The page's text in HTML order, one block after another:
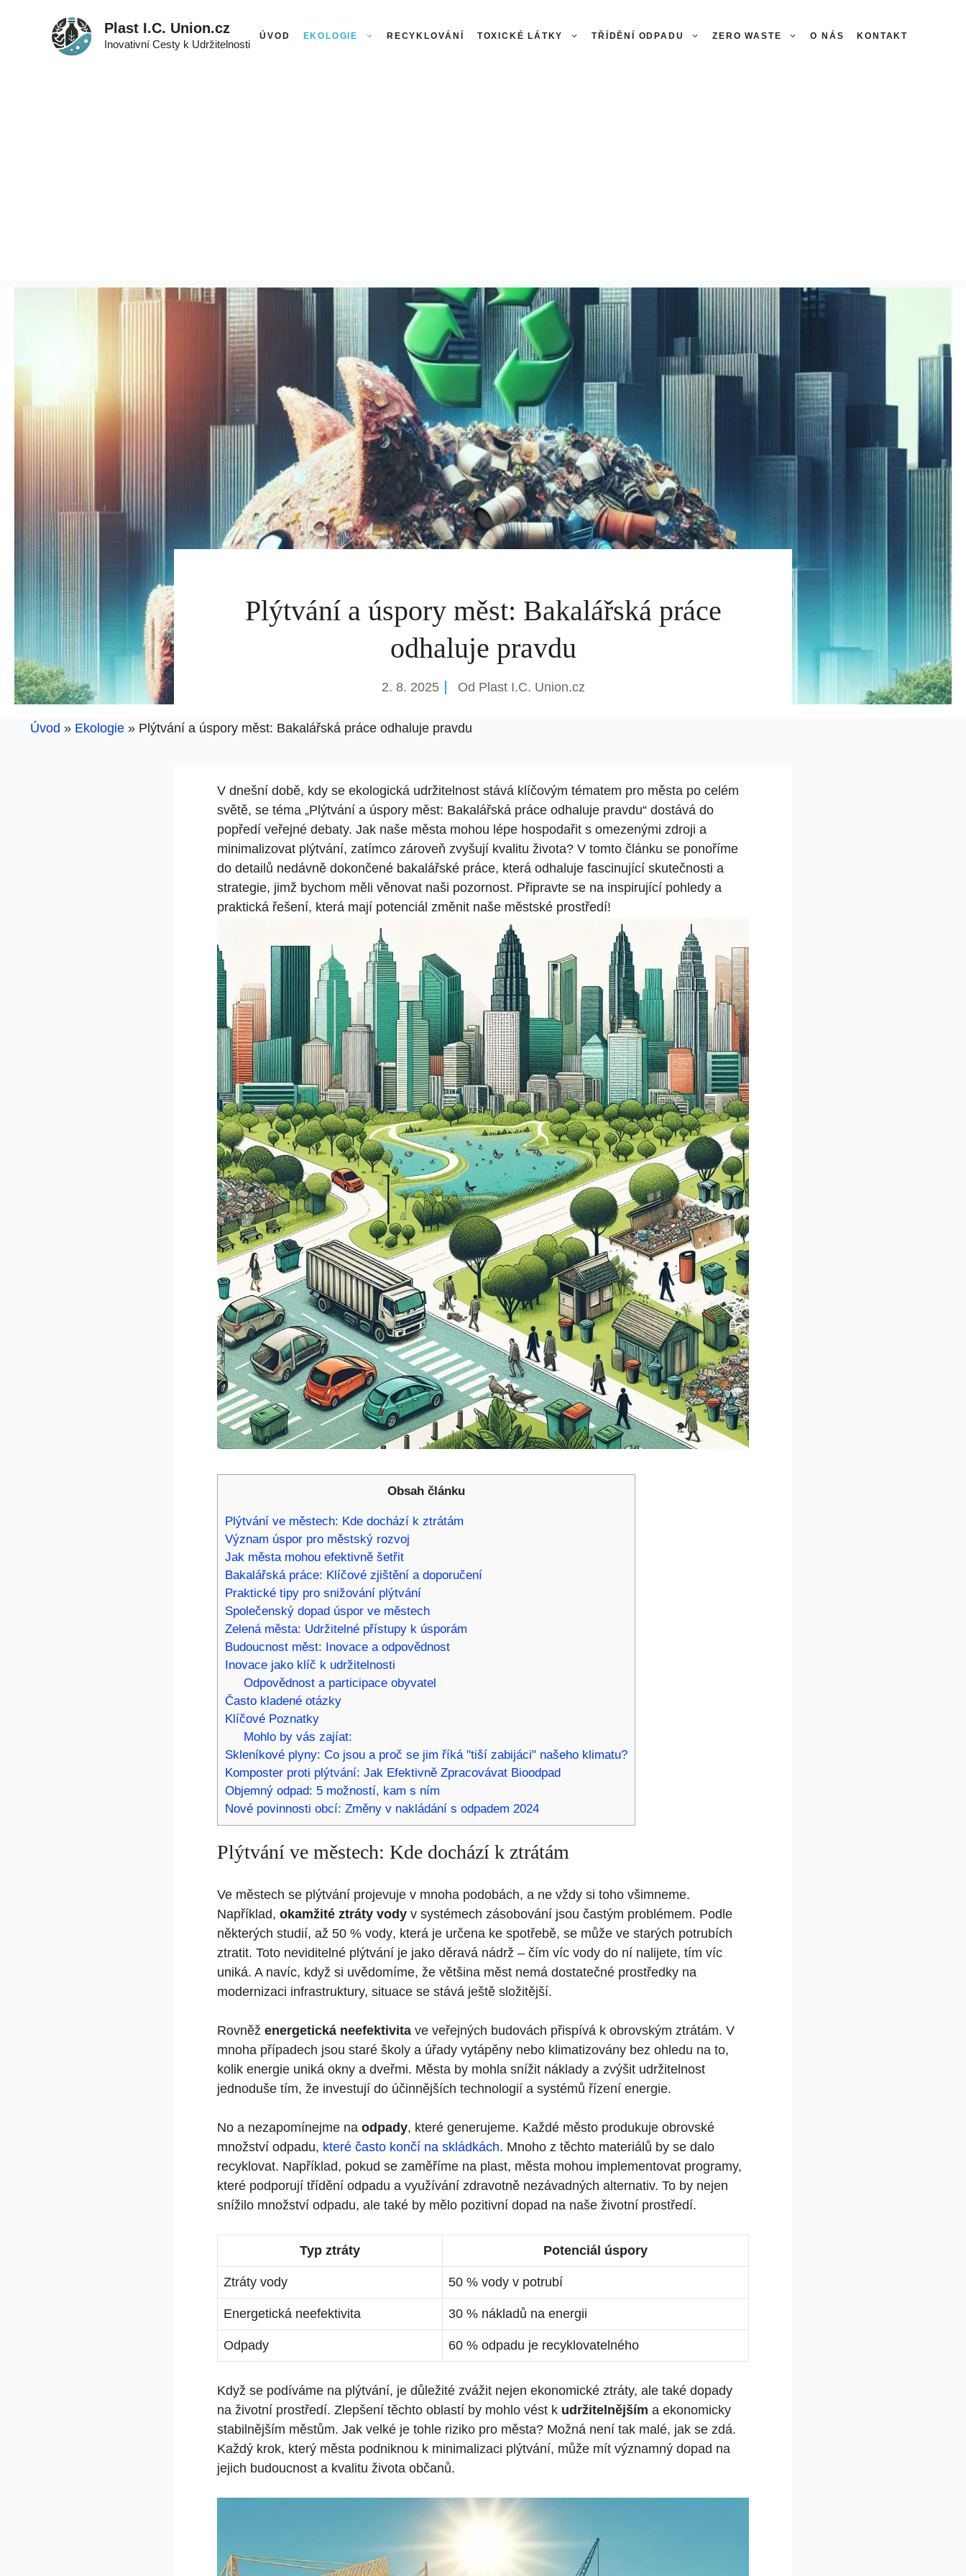
Plast I.C. Union.cz
Inovativní Cesty k Udržitelnosti
ÚVOD EKOLOGIE RECYKLOVÁNÍ TOXICKÉ LÁTKY TŘÍDĚNÍ ODPADU ZERO WASTE O NÁS KONTAKT
Plýtvání a úspory měst: Bakalářská práce
odhaluje pravdu
2. 8. 2025 Od Plast I.C. Union.cz
Úvod » Ekologie » Plýtvání a úspory měst: Bakalářská práce odhaluje pravdu
V dnešní době, kdy se ekologická udržitelnost stává klíčovým tématem pro města po celém
světě, se téma „Plýtvání a úspory měst: Bakalářská práce odhaluje pravdu“ dostává do
popředí veřejné debaty. Jak naše města mohou lépe hospodařit s omezenými zdroji a
minimalizovat plýtvání, zatímco zároveň zvyšují kvalitu života? V tomto článku se ponoříme
do detailů nedávně dokončené bakalářské práce, která odhaluje fascinující skutečnosti a
strategie, jimž bychom měli věnovat naši pozornost. Připravte se na inspirující pohledy a
praktická řešení, která mají potenciál změnit naše městské prostředí!
Obsah článku
Plýtvání ve městech: Kde dochází k ztrátám
Význam úspor pro městský rozvoj
Jak města mohou efektivně šetřit
Bakalářská práce: Klíčové zjištění a doporučení
Praktické tipy pro snižování plýtvání
Společenský dopad úspor ve městech
Zelená města: Udržitelné přístupy k úsporám
Budoucnost měst: Inovace a odpovědnost
Inovace jako klíč k udržitelnosti
Odpovědnost a participace obyvatel
Často kladené otázky
Klíčové Poznatky
Mohlo by vás zajíat:
Skleníkové plyny: Co jsou a proč se jim říká "tiší zabijáci" našeho klimatu?
Komposter proti plýtvání: Jak Efektivně Zpracovávat Bioodpad
Objemný odpad: 5 možností, kam s ním
Nové povinnosti obcí: Změny v nakládání s odpadem 2024
Plýtvání ve městech: Kde dochází k ztrátám
Ve městech se plýtvání projevuje v mnoha podobách, a ne vždy si toho všimneme.
Například, okamžité ztráty vody v systémech zásobování jsou častým problémem. Podle
některých studií, až 50 % vody, která je určena ke spotřebě, se může ve starých potrubích
ztratit. Toto neviditelné plýtvání je jako děravá nádrž – čím víc vody do ní nalijete, tím víc
uniká. A navíc, když si uvědomíme, že většina měst nemá dostatečné prostředky na
modernizaci infrastruktury, situace se stává ještě složitější.
Rovněž energetická neefektivita ve veřejných budovách přispívá k obrovským ztrátám. V
mnoha případech jsou staré školy a úřady vytápěny nebo klimatizovány bez ohledu na to,
kolik energie uniká okny a dveřmi. Města by mohla snížit náklady a zvýšit udržitelnost
jednoduše tím, že investují do účinnějších technologií a systémů řízení energie.
No a nezapomínejme na odpady, které generujeme. Každé město produkuje obrovské
množství odpadu, které často končí na skládkách. Mnoho z těchto materiálů by se dalo
recyklovat. Například, pokud se zaměříme na plast, města mohou implementovat programy,
které podporují třídění odpadu a využívání zdravotně nezávadných alternativ. To by nejen
snížilo množství odpadu, ale také by mělo pozitivní dopad na naše životní prostředí.
Typ ztráty Potenciál úspory
Ztráty vody 50 % vody v potrubí
Energetická neefektivita 30 % nákladů na energii
Odpady 60 % odpadu je recyklovatelného
Když se podíváme na plýtvání, je důležité zvážit nejen ekonomické ztráty, ale také dopady
na životní prostředí. Zlepšení těchto oblastí by mohlo vést k udržitelnějším a ekonomicky
stabilnějším městům. Jak velké je tohle riziko pro města? Možná není tak malé, jak se zdá.
Každý krok, který města podniknou k minimalizaci plýtvání, může mít významný dopad na
jejich budoucnost a kvalitu života občanů.